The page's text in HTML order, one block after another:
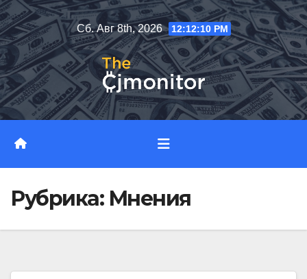
Перейти
к
содержимому
Сб. Авг 8th, 2026 12:12:11 PM
Рубрика: Мнения